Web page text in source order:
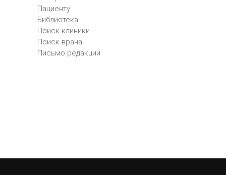
Пациенту
Библиотека
Поиск клиники
Поиск врача
Письмо редакции